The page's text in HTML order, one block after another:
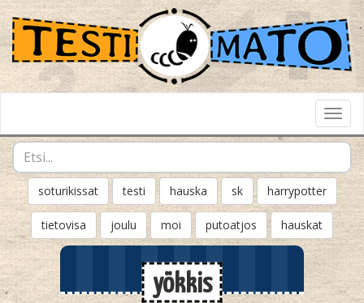
soturikissat testi hauska sk harrypotter
tietovisa joulu moi putoatjos hauskat
yökkis